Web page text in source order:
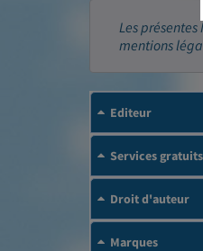
Les
mentions
Editeur
Services
Droit d'auteur
Marques